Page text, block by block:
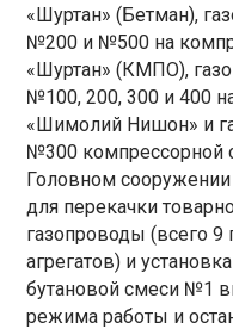
«Шуртан» (Бетман),
№200 и №500 на
«Шуртан» (КМПО),
№100, 200, 300 и 400
«Шимолий Нишон» и
№300 компрессорной
Головном
для перекачки
газопроводы (всего
агрегатов) и
бутановой смеси №1
режима работы и